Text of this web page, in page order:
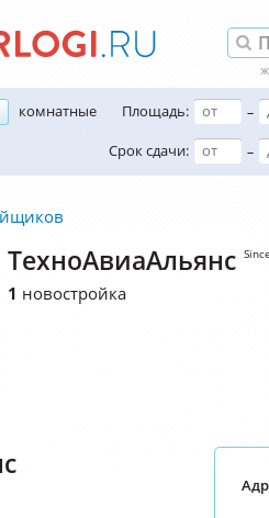
комнатные
Площадь:
–
Срок сдачи:
–
ТехноАвиаАльянс
1 новостройка